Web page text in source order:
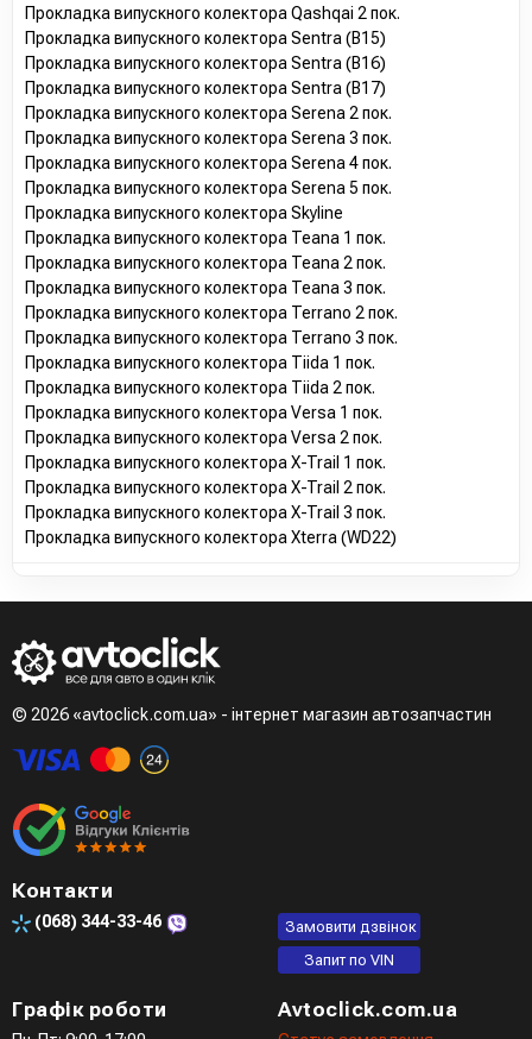
Прокладка випускного колектора Qashqai 2 пок.
Прокладка випускного колектора Sentra (B15)
Прокладка випускного колектора Sentra (B16)
Прокладка випускного колектора Sentra (B17)
Прокладка випускного колектора Serena 2 пок.
Прокладка випускного колектора Serena 3 пок.
Прокладка випускного колектора Serena 4 пок.
Прокладка випускного колектора Serena 5 пок.
Прокладка випускного колектора Skyline
Прокладка випускного колектора Teana 1 пок.
Прокладка випускного колектора Teana 2 пок.
Прокладка випускного колектора Teana 3 пок.
Прокладка випускного колектора Terrano 2 пок.
Прокладка випускного колектора Terrano 3 пок.
Прокладка випускного колектора Tiida 1 пок.
Прокладка випускного колектора Tiida 2 пок.
Прокладка випускного колектора Versa 1 пок.
Прокладка випускного колектора Versa 2 пок.
Прокладка випускного колектора X-Trail 1 пок.
Прокладка випускного колектора X-Trail 2 пок.
Прокладка випускного колектора X-Trail 3 пок.
Прокладка випускного колектора Xterra (WD22)
© 2026 «avtoclick.com.ua» - інтернет магазин автозапчастин
Контакти
(068) 344-33-46
Замовити дзвінок
Запит по VIN
Графік роботи Avtoclick.com.ua